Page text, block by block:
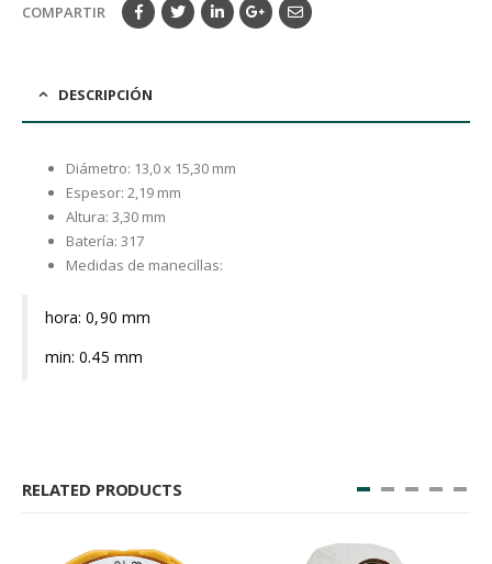
COMPARTIR
DESCRIPCIÓN
Diámetro: 13,0 x 15,30 mm
Espesor: 2,19 mm
Altura: 3,30 mm
Batería: 317
Medidas de manecillas:
hora: 0,90 mm
min: 0.45 mm
RELATED PRODUCTS